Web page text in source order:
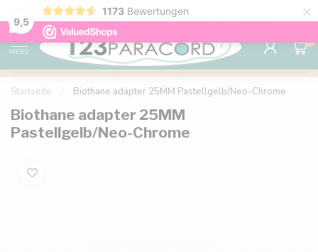
9,5
1173 Bewertungen ×
Kostenlose Lieferung nach Hause ab 150 €
MENU
0
Startseite Biothane adapter 25MM Pastellgelb/Neo-Chrome
Biothane adapter 25MM
Pastellgelb/Neo-Chrome